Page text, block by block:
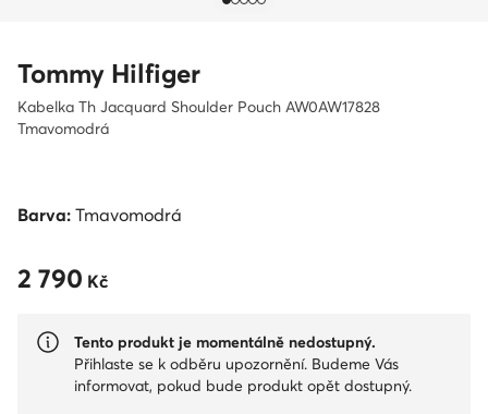
Tommy Hilfiger
Kabelka Th Jacquard Shoulder Pouch AW0AW17828
Tmavomodrá
Barva: Tmavomodrá
2 790 Kč
2 790 Kč
Tento produkt je momentálně nedostupný.
Přihlaste se k odběru upozornění. Budeme Vás
informovat, pokud bude produkt opět dostupný.